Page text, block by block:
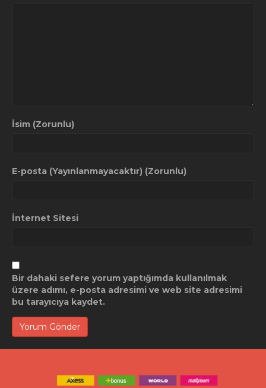
İsim (Zorunlu)
E-posta (Yayınlanmayacaktır) (Zorunlu)
İnternet Sitesi
Bir dahaki sefere yorum yaptığımda kullanılmak
üzere adımı, e-posta adresimi ve web site adresimi
bu tarayıcıya kaydet.